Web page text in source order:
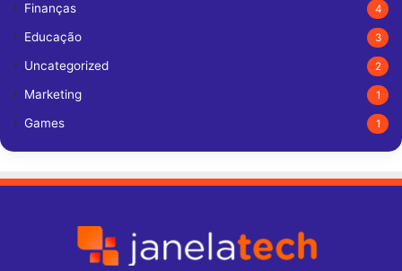
Finanças 4
Educação 3
Uncategorized 2
Marketing 1
Games 1